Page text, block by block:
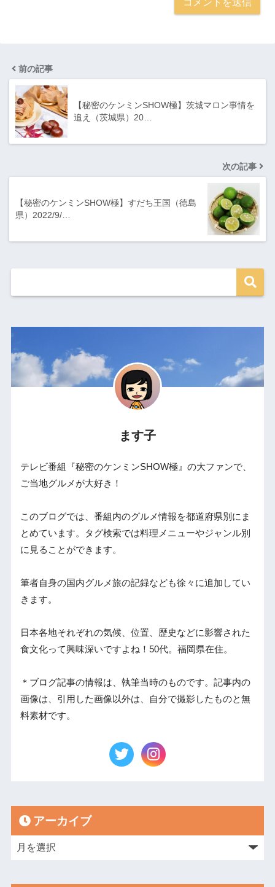
前の記事
【秘密のケンミンSHOW極】茨城マロン事情を
追え（茨城県）20…
次の記事
【秘密のケンミンSHOW極】すだち王国（徳島
県）2022/9/…
ます子
テレビ番組『秘密のケンミンSHOW極』の大ファンで、
ご当地グルメが大好き！
このブログでは、番組内のグルメ情報を都道府県別にま
とめています。タグ検索では料理メニューやジャンル別
に見ることができます。
筆者自身の国内グルメ旅の記録なども徐々に追加してい
きます。
日本各地それぞれの気候、位置、歴史などに影響された
食文化って興味深いですよね！50代。福岡県在住。
＊ブログ記事の情報は、執筆当時のものです。記事内の
画像は、引用した画像以外は、自分で撮影したものと無
料素材です。
アーカイブ